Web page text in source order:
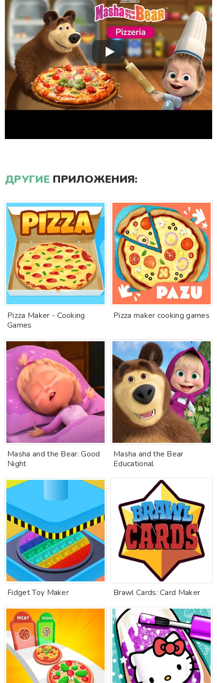
ДРУГИЕ ПРИЛОЖЕНИЯ:
Pizza Maker - Cooking
Games
Pizza maker cooking games
Masha and the Bear: Good
Night
Masha and the Bear
Educational
Fidget Toy Maker Brawl Cards: Card Maker